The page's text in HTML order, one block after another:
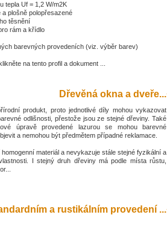
tepla Uf = 1,2 W/m2K
a plošně polopřesazené
těsnění
rám a křídlo
barevných provedeních (viz. výběr barev)
na tento profil a dokument ...
Dřevěná okna a dveře...
produkt, proto jednotlivé díly mohou vykazovat
odlišnosti, přestože jsou ze stejné dřeviny. Také
úpravě provedené lazurou se mohou barevné
a nemohou být předmětem případné reklamace.
homogenní materiál a nevykazuje stále stejné fyzikální a
I stejný druh dřeviny má podle místa růstu,
a rustikálním provedení ...